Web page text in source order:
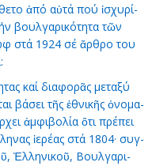
ἀ­πό αὐ­τά πού ἰ­σχυ­ρί­
βουλ­γα­ρι­κό­τη­τα τῶν
στά 1924 σέ ἄρ­θρο του
καί δι­α­φο­ρᾶς με­τα­ξύ
βά­σει τῆς ἐ­θνι­κῆς ὀ­νο­μα­
ἀμ­φι­βο­λί­α ὅ­τι πρέ­πει
ἱ­ε­ρέ­ας στά 1804· συγ­
Ἑλ­λη­νι­κοῦ, Βουλ­γα­ρι­